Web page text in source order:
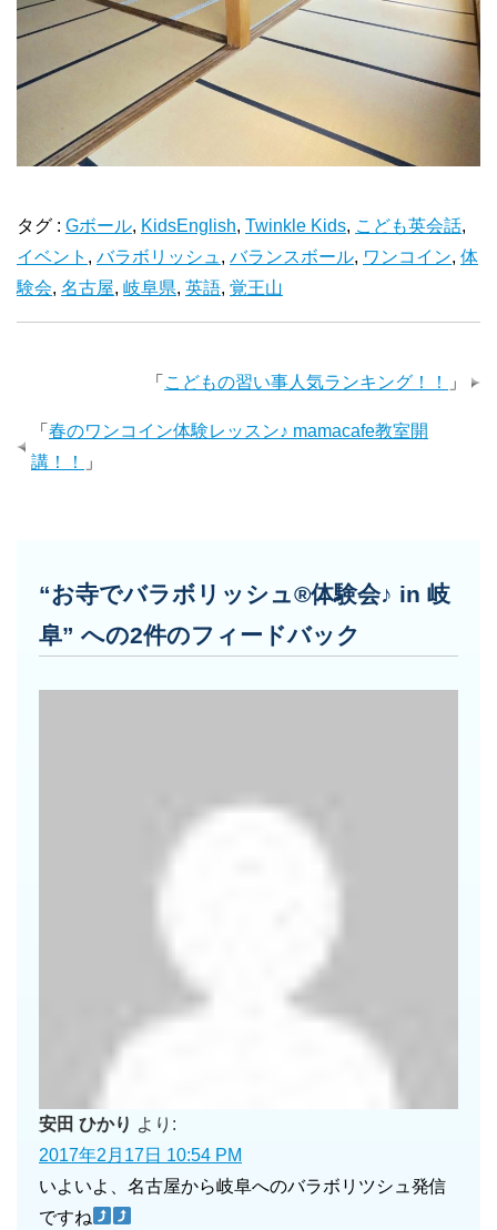
タグ : Gボール, KidsEnglish, Twinkle Kids, こども英会話,
イベント , バラボリッシュ , バランスボール, ワンコイン, 体
験会, 名古屋, 岐阜県, 英語, 覚王山
「 こどもの習い事人気ランキング！！ 」
「 春のワンコイン体験レッスン♪ mamacafe教室開
講！！
」
“お寺でバラボリッシュ®体験会♪ in 岐
阜” への2件のフィードバック
安田 ひかり より:
2017年2月17日 10:54 PM
いよいよ、名古屋から岐阜へのバラボリツシュ発信
ですね